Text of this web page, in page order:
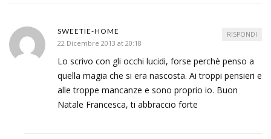
SWEETIE-HOME
22 Dicembre 2013 at 20:18
Lo scrivo con gli occhi lucidi, forse perchè penso a
quella magia che si era nascosta. Ai troppi pensieri e
alle troppe mancanze e sono proprio io. Buon
Natale Francesca, ti abbraccio forte
RISPONDI